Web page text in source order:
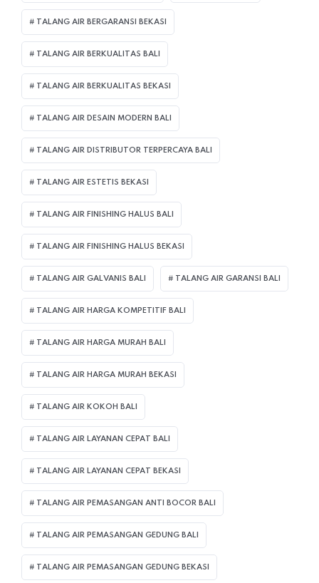
TALANG AIR BERGARANSI BEKASI
TALANG AIR BERKUALITAS BALI
TALANG AIR BERKUALITAS BEKASI
TALANG AIR DESAIN MODERN BALI
TALANG AIR DISTRIBUTOR TERPERCAYA BALI
TALANG AIR ESTETIS BEKASI
TALANG AIR FINISHING HALUS BALI
TALANG AIR FINISHING HALUS BEKASI
TALANG AIR GALVANIS BALI TALANG AIR GARANSI BALI
TALANG AIR HARGA KOMPETITIF BALI
TALANG AIR HARGA MURAH BALI
TALANG AIR HARGA MURAH BEKASI
TALANG AIR KOKOH BALI
TALANG AIR LAYANAN CEPAT BALI
TALANG AIR LAYANAN CEPAT BEKASI
TALANG AIR PEMASANGAN ANTI BOCOR BALI
TALANG AIR PEMASANGAN GEDUNG BALI
TALANG AIR PEMASANGAN GEDUNG BEKASI